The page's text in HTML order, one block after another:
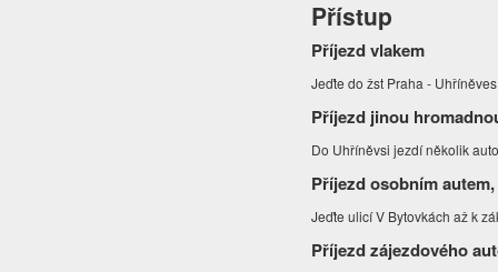
Přístup
Příjezd vlakem
Jeďte do žst Praha -
Příjezd jinou
Do Uhříněvsi jezdí několik
Příjezd osobním
Jeďte ulicí V Bytovkách až k
Příjezd zájezdového